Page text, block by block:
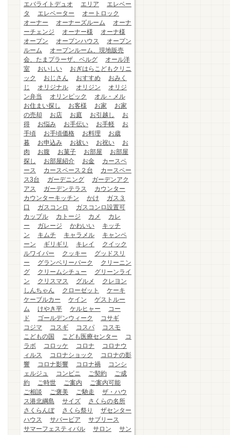
エバライトデュオ
エリア
エレベー
タ
エレベーター
オートロック
オーナー
オーナーズルーム
オーナ
ーチェンジ
オーナー様
オーナ様
オープン
オープンハウス
オープン
ルーム
オープンルーム、現地販売
会、たまプラーザ、ベルグ
オール洋
室
おいしい
おぎはらこどもクリニ
ック
おじさん おすすめ
おみく
じ
オリジナル オリジン
オリジ
ン弁当
オリンピック
オル・メル
お住まい探し
お客様 お家
お家
の売却
お店 お庭 お引越し
お
得
お悩み お手伝い お手軽
お
手頃
お手頃価格 お料理
お歳
暮
お申込み お祓い お祝い
お
肉
お腹 お菓子 お部屋
お部屋
探し
お部屋紹介 お金
カースペ
ース
カースペース２台
カースペー
ス3台
ガーデニング
ガーデンアク
アス
ガーデンテラス
カウンター
カウンターキッチン
かけ
ガス３
口
ガスコンロ
ガスコンロ設置可
カップル
カトージ カメ
カレ
ー
ガレージ かわいい
キッチ
ン
キムチ キャラメル
キャンペ
ーン
ギリギリ キレイ
クイック
ルワイパー
クッキー
グッドスリ
ー
グランベリーパーク
クリーニン
グ
クリームシチュー
グリーンライ
ン
クリスマス グルメ
クレヨン
しんちゃん
クローゼット
ケーキ
ケーブルカー
ケイン
ゲストルー
ム
けやき平 ケルヒャー
コー
ド
ゴールデンウィーク
コサギ
コジマ
コスギ コスパ
コスモ
こどもの国
こども医療センター
コ
ラボ
コロッケ コロナ
コロナウ
ィルス
コロナショック
コロナの影
響
コロナ影響 コロナ禍
コンシ
ェルジュ
コンビニ ご契約
ご成
約
ご時世 ご案内
ご案内可能
ご相談
ご褒美 ご馳走
ザ・ハウ
ス港北綱島
サイズ
さくらの名所
さくらんぼ
さくら祭り
ザセンター
ハウス
サバービア
サブリース
サマーフェスティバル
サロン
サン